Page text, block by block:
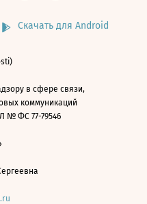
Скачать для Android
в сфере связи,
коммуникаций
№ ФС 77-79546